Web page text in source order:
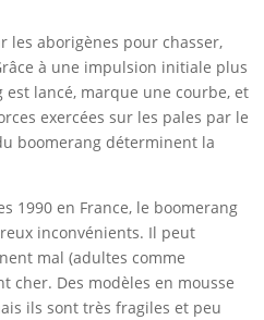
les aborigènes pour chasser,
à une impulsion initiale plus
lancé, marque une courbe, et
exercées sur les pales par le
boomerang déterminent la
1990 en France, le boomerang
inconvénients. Il peut
mal (adultes comme
cher. Des modèles en mousse
ils sont très fragiles et peu